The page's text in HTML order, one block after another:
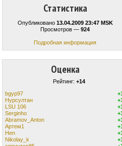
Статистика
Опубликовано 13.04.2009 23:47 MSK
Просмотров — 924
Подробная информация
Оценка
Рейтинг: +14
bgyp97
Нурсултан
LSU 106
Serginho
Abramov_Anton
Артем1
Hen
Nikolay_k